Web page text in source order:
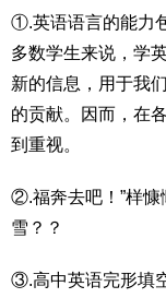
①.英语语言的能力
多数学生来说，学
新的信息，用于我
的贡献。因而，在
到重视。
②.福奔去吧！”样慷
雪？？
③.高中英语完形填